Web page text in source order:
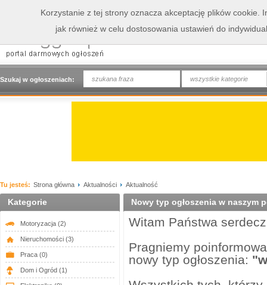
Szukaj w ogłoszeniach: wszystkie kategorie
Tu jesteś: Strona główna Aktualności Aktualność
Kategorie
Motoryzacja (2)
Nieruchomości (3)
Praca (0)
Dom i Ogród (1)
Nowy typ ogłoszenia w naszym
Witam Państwa
Pragniemy
nowy typ ogłoszenia:
Korzystanie z tej strony oznacza akceptację plików cookie.
jak również w celu dostosowania ustawień do